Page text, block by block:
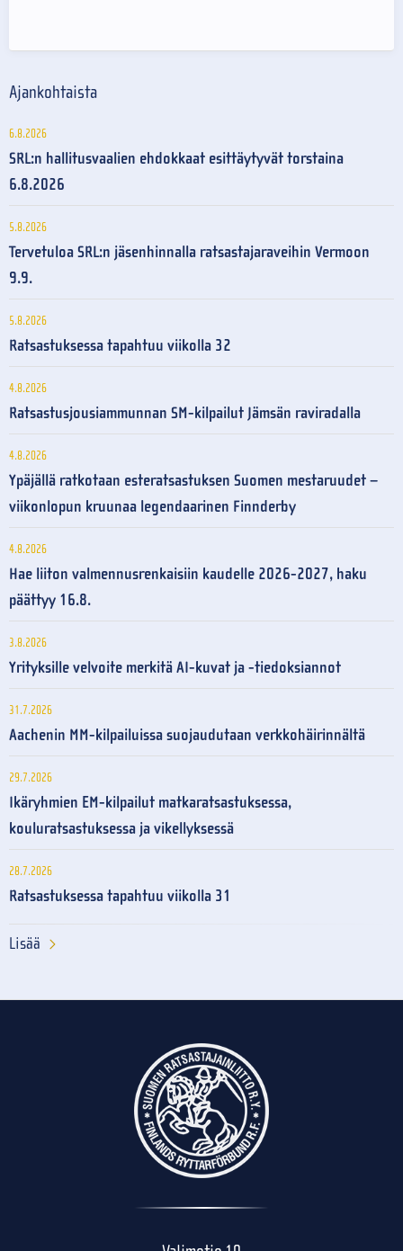
Ajankohtaista
6.8.2026
SRL:n hallitusvaalien ehdokkaat esittäytyvät torstaina
6.8.2026
5.8.2026
Tervetuloa SRL:n jäsenhinnalla ratsastajaraveihin Vermoon
9.9.
5.8.2026
Ratsastuksessa tapahtuu viikolla 32
4.8.2026
Ratsastusjousiammunnan SM-kilpailut Jämsän raviradalla
4.8.2026
Ypäjällä ratkotaan esteratsastuksen Suomen mestaruudet –
viikonlopun kruunaa legendaarinen Finnderby
4.8.2026
Hae liiton valmennusrenkaisiin kaudelle 2026-2027, haku
päättyy 16.8.
3.8.2026
Yrityksille velvoite merkitä AI-kuvat ja -tiedoksiannot
31.7.2026
Aachenin MM-kilpailuissa suojaudutaan verkkohäirinnältä
29.7.2026
Ikäryhmien EM-kilpailut matkaratsastuksessa,
kouluratsastuksessa ja vikellyksessä
28.7.2026
Ratsastuksessa tapahtuu viikolla 31
Lisää